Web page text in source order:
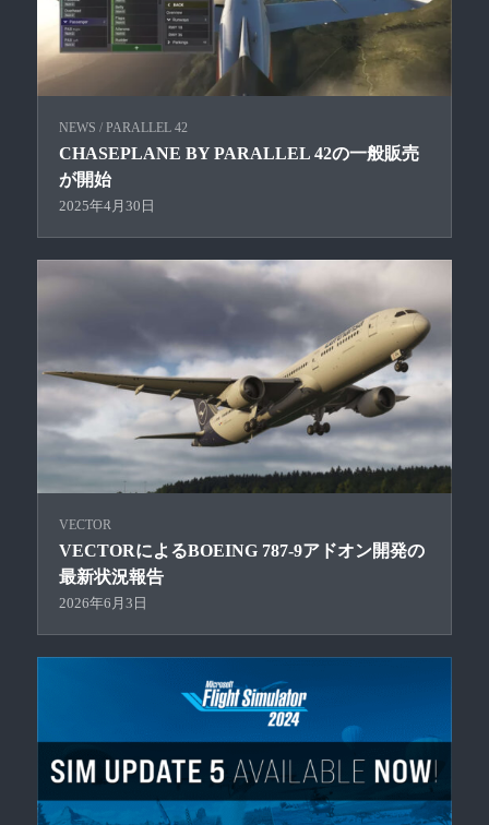
NEWS / PARALLEL 42
CHASEPLANE BY PARALLEL 42の一般販売
が開始
2025年4月30日
VECTOR
VECTORによるBOEING 787-9アドオン開発の
最新状況報告
2026年6月3日